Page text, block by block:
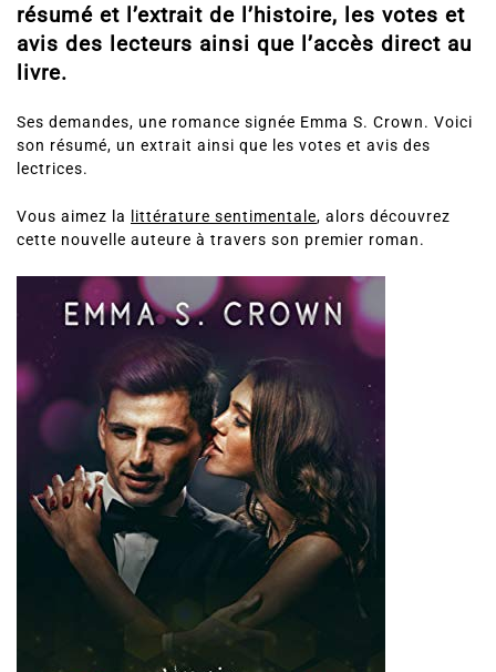
résumé et l’extrait de l’histoire, les votes et
avis des lecteurs ainsi que l’accès direct au
livre.
Ses demandes, une romance signée Emma S. Crown. Voici
son résumé, un extrait ainsi que les votes et avis des
lectrices.
Vous aimez la littérature sentimentale, alors découvrez
cette nouvelle auteure à travers son premier roman.